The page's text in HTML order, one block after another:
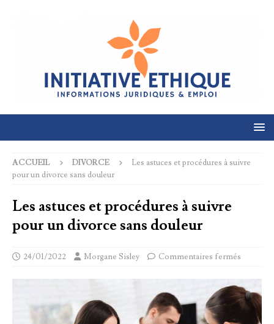
ACCUEIL DIVORCE
Les astuces et procédures à suivre
pour un divorce sans douleur
Les astuces et procédures à suivre
pour un divorce sans douleur
24/01/2022 Morgane Sisley Commentaires fermés